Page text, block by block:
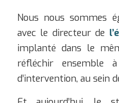
Nous nous sommes
avec le directeur de
implanté dans le
réfléchir ensemble
d’intervention, au sein